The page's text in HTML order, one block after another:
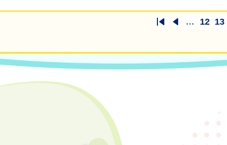
FirstPrevious
…
頁
12
頁
13